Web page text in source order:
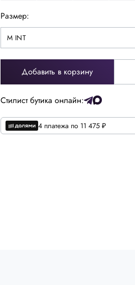
Размер:
M INT
L INT
XL INT
2XL INT
Добавить в корзину
Стилист бутика онлайн:
4 платежа по 11 475 ₽